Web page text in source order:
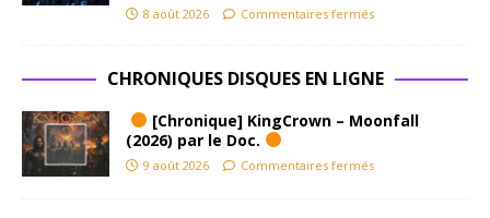
8 août 2026 Commentaires fermés
CHRONIQUES DISQUES EN LIGNE
[Chronique] KingCrown – Moonfall
(2026) par le Doc.
9 août 2026 Commentaires fermés